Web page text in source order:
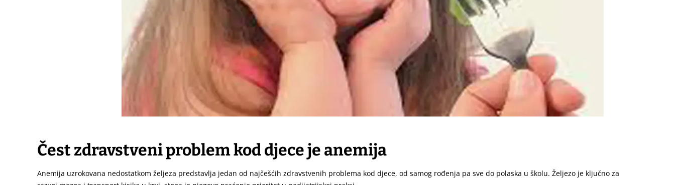
Čest zdravstveni problem kod djece je anemija
Anemija uzrokovana nedostatkom željeza predstavlja jedan od najčešćih zdravstvenih problema kod djece, od samog rođenja pa sve do polaska u školu. Željezo je ključno za